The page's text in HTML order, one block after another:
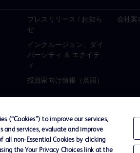
プレスリリース / お知ら
せ
インクルージョン、ダイ
バーシティ ＆ エクイテ
ィ
投資家向け情報（英語）
会社案
ー ご利用規約
(“Cookies”) to improve our services,
services, evaluate and improve
non-Essential Cookies by clicking
the Your Privacy Choices link at the